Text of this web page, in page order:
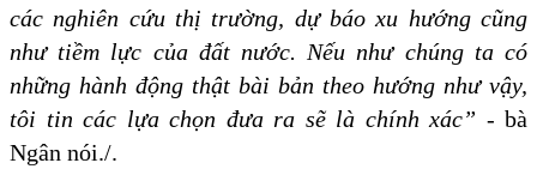
các nghiên cứu thị trường, dự báo xu hướng cũng
như tiềm lực của đất nước. Nếu như chúng ta có
những hành động thật bài bản theo hướng như vậy,
tôi tin các lựa chọn đưa ra sẽ là chính xác” - bà
Ngân nói./.